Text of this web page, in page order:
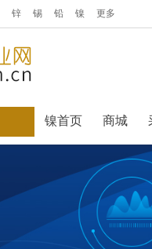
锌 锡 铅 镍 更多
镍首页 商城